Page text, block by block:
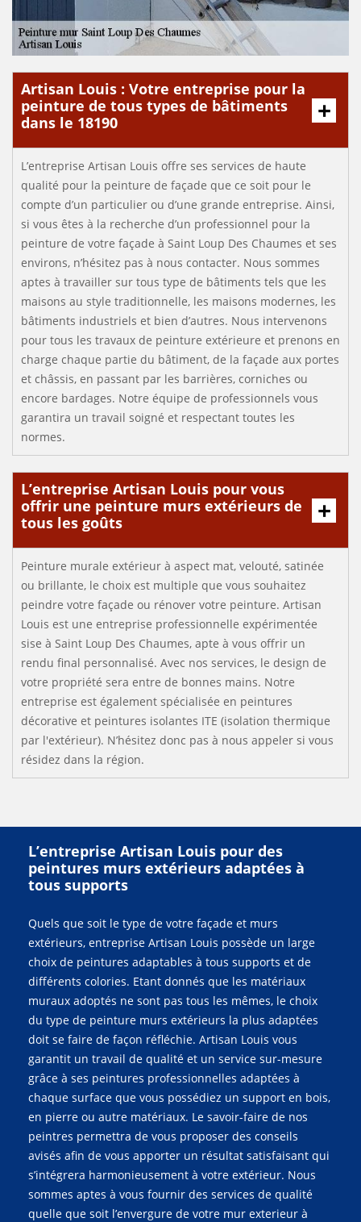
Artisan Louis : Votre entreprise pour la
peinture de tous types de bâtiments
dans le 18190
L’entreprise Artisan Louis offre ses services de haute
qualité pour la peinture de façade que ce soit pour le
compte d’un particulier ou d’une grande entreprise. Ainsi,
si vous êtes à la recherche d’un professionnel pour la
peinture de votre façade à Saint Loup Des Chaumes et ses
environs, n’hésitez pas à nous contacter. Nous sommes
aptes à travailler sur tous type de bâtiments tels que les
maisons au style traditionnelle, les maisons modernes, les
bâtiments industriels et bien d’autres. Nous intervenons
pour tous les travaux de peinture extérieure et prenons en
charge chaque partie du bâtiment, de la façade aux portes
et châssis, en passant par les barrières, corniches ou
encore bardages. Notre équipe de professionnels vous
garantira un travail soigné et respectant toutes les
normes.
L’entreprise Artisan Louis pour vous
offrir une peinture murs extérieurs de
tous les goûts
Peinture murale extérieur à aspect mat, velouté, satinée
ou brillante, le choix est multiple que vous souhaitez
peindre votre façade ou rénover votre peinture. Artisan
Louis est une entreprise professionnelle expérimentée
sise à Saint Loup Des Chaumes, apte à vous offrir un
rendu final personnalisé. Avec nos services, le design de
votre propriété sera entre de bonnes mains. Notre
entreprise est également spécialisée en peintures
décorative et peintures isolantes ITE (isolation thermique
par l'extérieur). N’hésitez donc pas à nous appeler si vous
résidez dans la région.
L’entreprise Artisan Louis pour des
peintures murs extérieurs adaptées à
tous supports
Quels que soit le type de votre façade et murs
extérieurs, entreprise Artisan Louis possède un large
choix de peintures adaptables à tous supports et de
différents colories. Etant donnés que les matériaux
muraux adoptés ne sont pas tous les mêmes, le choix
du type de peinture murs extérieurs la plus adaptées
doit se faire de façon réfléchie. Artisan Louis vous
garantit un travail de qualité et un service sur-mesure
grâce à ses peintures professionnelles adaptées à
chaque surface que vous possédiez un support en bois,
en pierre ou autre matériaux. Le savoir-faire de nos
peintres permettra de vous proposer des conseils
avisés afin de vous apporter un résultat satisfaisant qui
s’intégrera harmonieusement à votre extérieur. Nous
sommes aptes à vous fournir des services de qualité
quelle que soit l’envergure de votre mur exterieur à